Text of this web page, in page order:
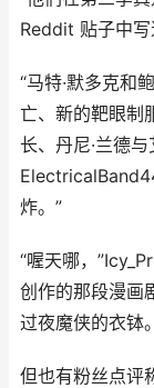
Reddit 贴子中写
“马特·默多克和
亡、新的靶眼制
长、丹尼·兰德
炸。”
“喔天哪，
创作的那段漫画
过夜魔侠的衣钵
但也有粉丝点评